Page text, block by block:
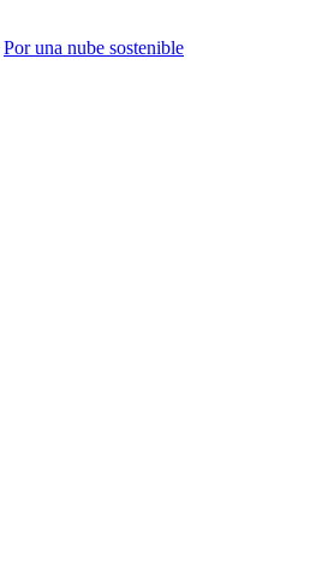
Por una nube sostenible